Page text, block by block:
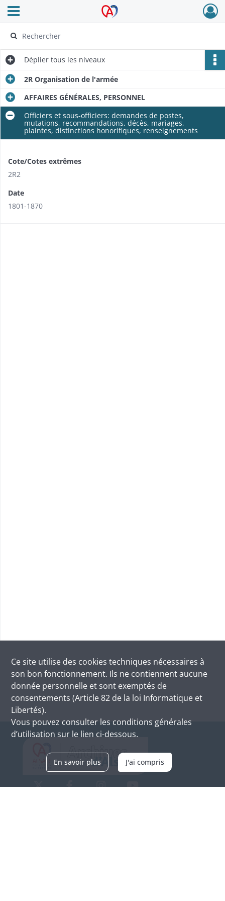
Archives Alsace - Colmar
Ouvrir le menu déroulant
Déplier tous les niveaux
2R Organisation de l'armée
AFFAIRES GÉNÉRALES, PERSONNEL
Officiers et sous-officiers: demandes de postes,
mutations, recommandations, décès, mariages,
plaintes, distinctions honorifiques, renseignements
Cote/Cotes extrêmes
2R2
Date
1801-1870
Ce site utilise des cookies techniques nécessaires à
son bon fonctionnement. Ils ne contiennent aucune
donnée personnelle et sont exemptés de
consentements (Article 82 de la loi Informatique et
Libertés).
Vous pouvez consulter les conditions générales
d’utilisation sur le lien ci-dessous.
En savoir plus J'ai compris